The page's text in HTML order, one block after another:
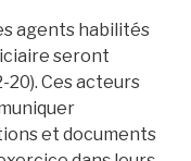
agents habilités
seront
20). Ces acteurs
et documents